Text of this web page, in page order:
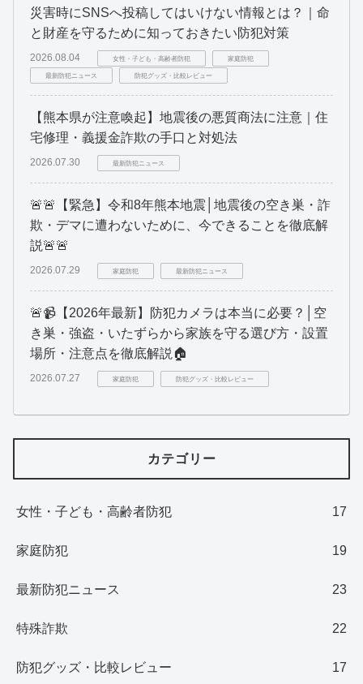
災害時にSNSへ投稿してはいけない情報とは？｜命
と財産を守るために知っておきたい防犯対策
2026.08.04 女性・子ども・高齢者防犯 家庭防犯
最新防犯ニュース 防犯グッズ・比較レビュー
【熊本県が注意喚起】地震後の悪質商法に注意｜住
宅修理・義援金詐欺の手口と対処法
2026.07.30 最新防犯ニュース
🚨🚨【緊急】令和8年熊本地震│地震後の空き巣・詐
欺・デマに遭わないために、今できることを徹底解
説🚨🚨
2026.07.29 家庭防犯 最新防犯ニュース
🚨📹【2026年最新】防犯カメラは本当に必要？│空
き巣・強盗・いたずらから家族を守る選び方・設置
場所・注意点を徹底解説🏠
2026.07.27 家庭防犯 防犯グッズ・比較レビュー
カテゴリー
女性・子ども・高齢者防犯 17
家庭防犯 19
最新防犯ニュース 23
特殊詐欺 22
防犯グッズ・比較レビュー 17